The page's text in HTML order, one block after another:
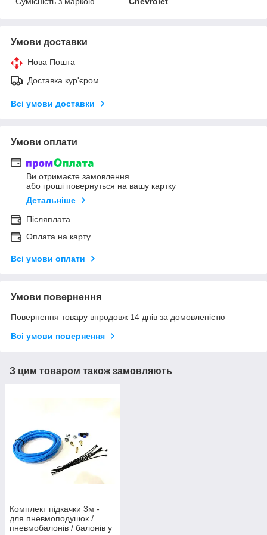
Умови доставки
Нова Пошта
Доставка кур'єром
Всі умови доставки
Умови оплати
Ви отримаєте замовлення
або гроші повернуться на вашу картку
Детальніше
Післяплата
Оплата на карту
Всі умови оплати
Умови повернення
Повернення товару впродовж 14 днів за домовленістю
Всі умови повернення
З цим товаром також замовляють
Комплект підкачки 3м -
для пневмоподушок /
пневмобалонів / балонів у